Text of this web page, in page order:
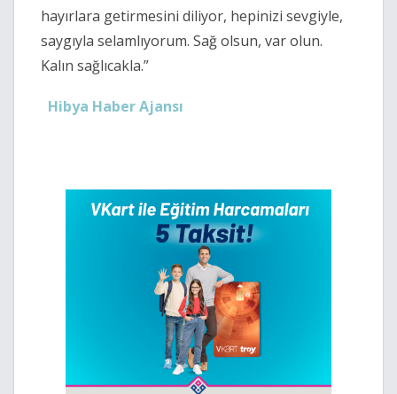
hayırlara getirmesini diliyor, hepinizi sevgiyle,
saygıyla selamlıyorum. Sağ olsun, var olun.
Kalın sağlıcakla.”
Hibya Haber Ajansı